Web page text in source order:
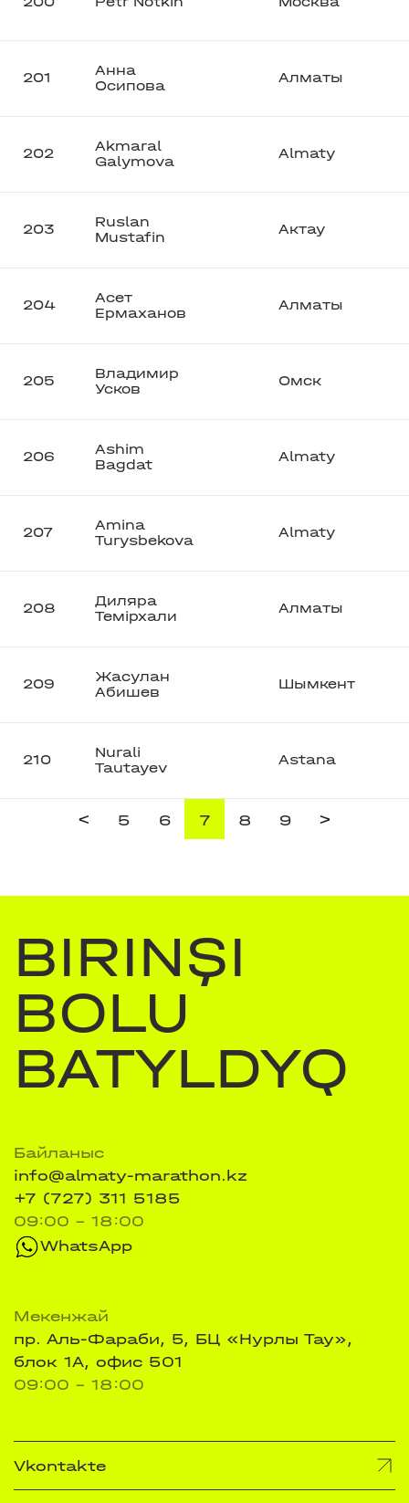
201
Анна
Осипова
Алматы
202
Akmaral
Galymova
Almaty
203
Ruslan
Mustafin
Актау
204
Асет
Ермаханов
Алматы
205
Владимир
Усков
Омск
206
Ashim
Bagdat
Almaty
207
Amina
Turysbekova
Almaty
208
Диляра
Темірхали
Алматы
209
Жасулан
Абишев
Шымкент
210
Nurali
Tautayev
Astana
< 5 6 7 8 9 >
BIRINŞI
BOLU
BATYLDYQ
Байланыс
info@almaty-marathon.kz
+7 (727) 311 5185
09:00 - 18:00
WhatsApp
Мекенжай
пр. Аль-Фараби, 5, БЦ «Нурлы Тау»,
блок 1А, офис 501
09:00 - 18:00
Vkontakte